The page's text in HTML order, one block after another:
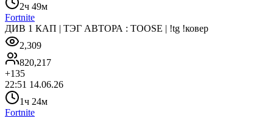
2ч 49м
Fortnite
ДИВ 1 КАП | ТЭГ АВТОРА : TOOSE | !tg !ковер
2,309
820,217
+135
22:51 14.06.26
1ч 24м
Fortnite